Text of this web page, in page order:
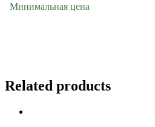
Минимальная цена
Related products